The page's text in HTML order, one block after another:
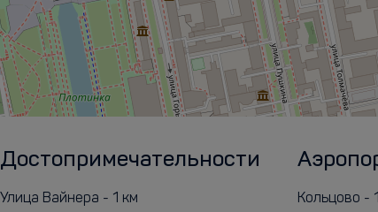
Достопримечательности
Улица Вайнера - 1 км Кольцово -